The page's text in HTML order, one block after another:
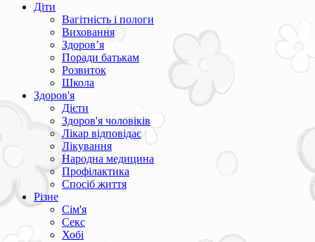
Діти
Вагітність і пологи
Виховання
Здоров’я
Поради батькам
Розвиток
Школа
Здоров'я
Дієти
Здоров'я чоловіків
Лікар відповідає
Лікування
Народна медицина
Профілактика
Спосіб життя
Різне
Сім'я
Секс
Хобі